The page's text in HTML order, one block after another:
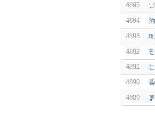
4895
4894
4893
4892
4891
4890
4889